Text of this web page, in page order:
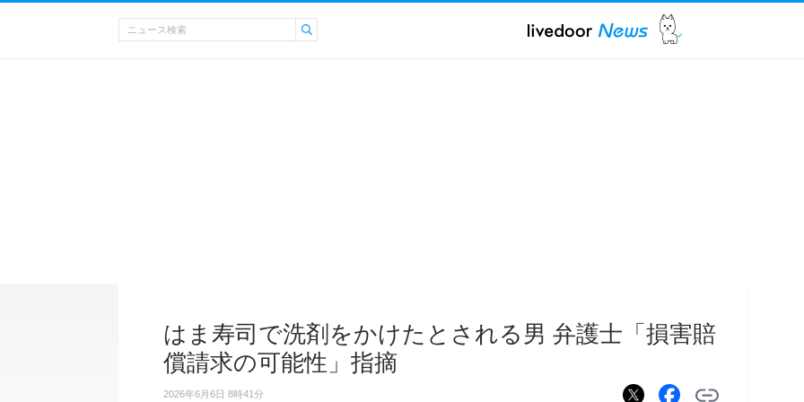
はま寿司で洗剤をかけたとされる男 弁護士「損害賠
償請求の可能性」指摘
2026年6月6日 8時41分